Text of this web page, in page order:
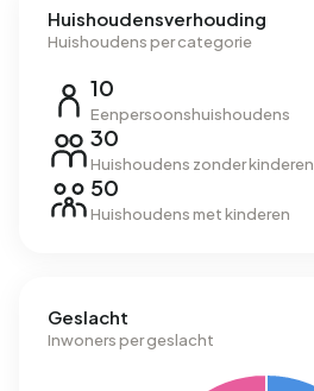
Huishoudensverhouding
Huishoudens per categorie
10
Eenpersoonshuishoudens
30
Huishoudens zonder kinderen
50
Huishoudens met kinderen
Geslacht
Inwoners per geslacht